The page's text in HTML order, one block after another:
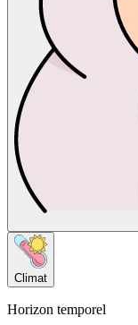
Climat
Horizon temporel